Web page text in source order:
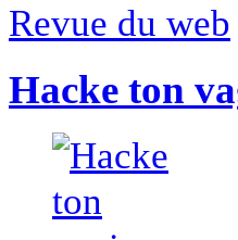
Revue du web
Hacke ton